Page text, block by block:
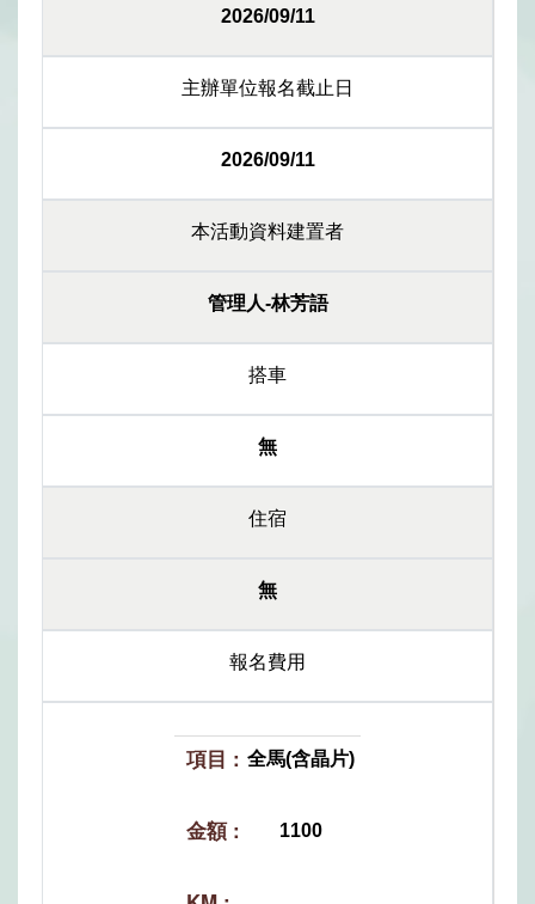
2026/09/11
主辦單位報名截止日
2026/09/11
本活動資料建置者
管理人-林芳語
搭車
無
住宿
無
報名費用
全馬(含晶片)
1100